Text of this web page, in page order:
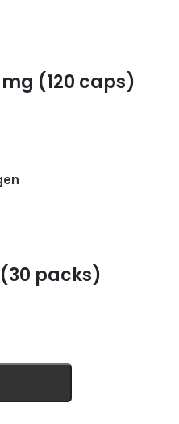
(120 caps)
packs)